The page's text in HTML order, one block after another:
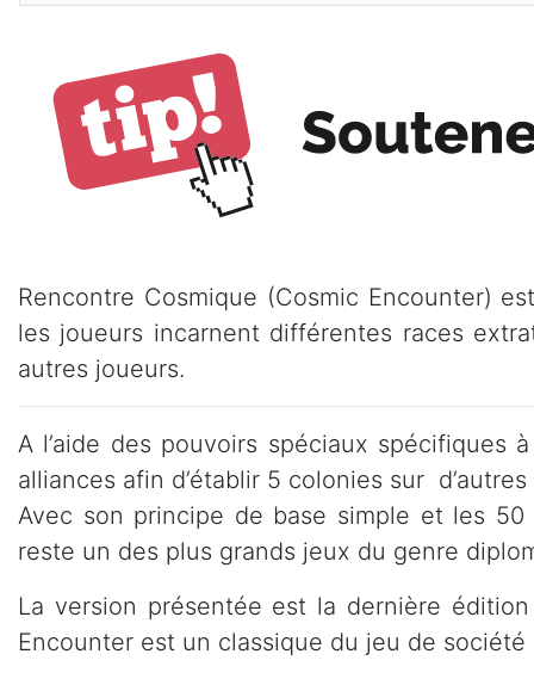
Rencontre Cosmique (Cosmic Encounter)
les joueurs incarnent différentes races
autres joueurs.
A l’aide des pouvoirs spéciaux spécifiques
alliances afin d’établir 5 colonies sur
Avec son principe de base simple et les 50
reste un des plus grands jeux du genre
La version présentée est la dernière
Encounter est un classique du jeu de